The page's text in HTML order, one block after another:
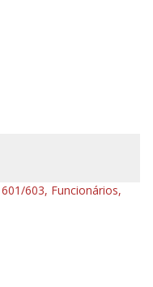
603, Funcionários,